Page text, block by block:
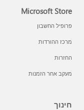
Microsoft Store
פרופיל החשבון
מרכז ההורדות
החזרות
מעקב אחר הזמנות
חינוך